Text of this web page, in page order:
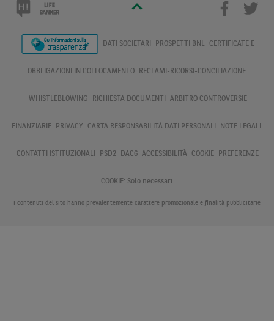
DATI SOCIETARI PROSPETTI BNL CERTIFICATE E
OBBLIGAZIONI IN COLLOCAMENTO RECLAMI-RICORSI-CONCILIAZIONE
WHISTLEBLOWING RICHIESTA DOCUMENTI ARBITRO CONTROVERSIE
FINANZIARIE PRIVACY CARTA RESPONSABILITÀ DATI PERSONALI NOTE LEGALI
CONTATTI ISTITUZIONALI PSD2 DAC6 ACCESSIBILITÀ COOKIE PREFERENZE
COOKIE: Solo necessari
I contenuti del sito hanno prevalentemente carattere promozionale e finalità pubblicitarie